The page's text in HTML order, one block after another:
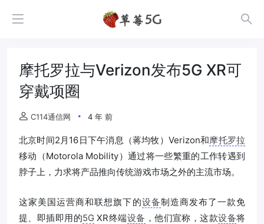
摩托罗拉与Verizon发布5G XR可
穿戴项圈
C114通信网 4 年 前
北京时间2月16日下午消息（蒋均牧）Verizon和摩托罗拉
移动（Motorola Mobility）通过将一些繁重的工作转遇到
脖子上，力求将产品推向传统游戏市场之外的主流市场。
这家美国运营商和联想旗下的设备制造商发布了一款免
提、即插即用的5G XR终端设备 ，他们宣称，这款设备将